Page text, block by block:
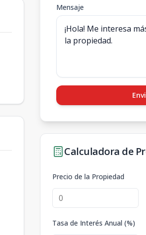
Mensaje
Calculadora de
Precio de la Propiedad
Tasa de Interés Anual (%)